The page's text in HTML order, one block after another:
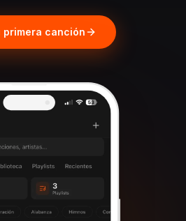
primera canción